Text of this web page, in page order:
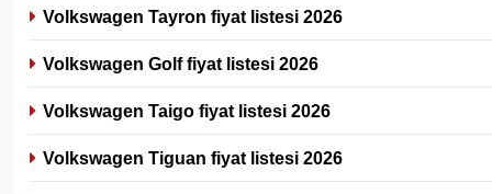
Volkswagen Tayron fiyat listesi 2026
Volkswagen Golf fiyat listesi 2026
Volkswagen Taigo fiyat listesi 2026
Volkswagen Tiguan fiyat listesi 2026